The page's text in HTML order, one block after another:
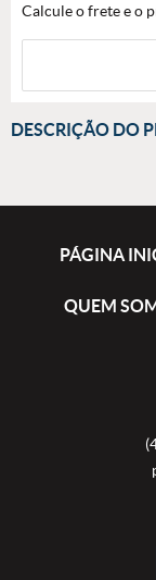
Calcule o frete e o
DESCRIÇÃO DO
PÁGINA
QUEM